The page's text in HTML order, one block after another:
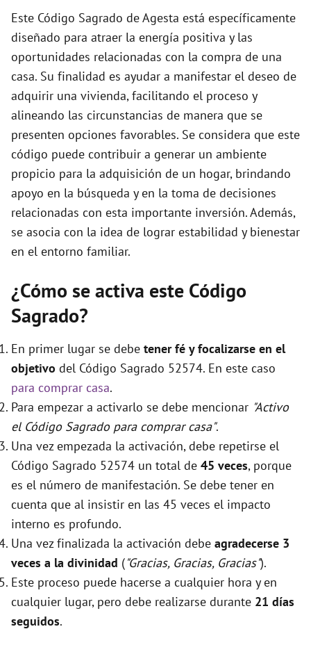
Este Código Sagrado de Agesta está específicamente
diseñado para atraer la energía positiva y las
oportunidades relacionadas con la compra de una
casa. Su finalidad es ayudar a manifestar el deseo de
adquirir una vivienda, facilitando el proceso y
alineando las circunstancias de manera que se
presenten opciones favorables. Se considera que este
código puede contribuir a generar un ambiente
propicio para la adquisición de un hogar, brindando
apoyo en la búsqueda y en la toma de decisiones
relacionadas con esta importante inversión. Además,
se asocia con la idea de lograr estabilidad y bienestar
en el entorno familiar.
¿Cómo se activa este Código
Sagrado?
En primer lugar se debe tener fé y focalizarse en el
objetivo del Código Sagrado 52574. En este caso
para comprar casa.
Para empezar a activarlo se debe mencionar "Activo
el Código Sagrado para comprar casa".
Una vez empezada la activación, debe repetirse el
Código Sagrado 52574 un total de 45 veces, porque
es el número de manifestación. Se debe tener en
cuenta que al insistir en las 45 veces el impacto
interno es profundo.
Una vez finalizada la activación debe agradecerse 3
veces a la divinidad ("Gracias, Gracias, Gracias").
Este proceso puede hacerse a cualquier hora y en
cualquier lugar, pero debe realizarse durante 21 días
seguidos.